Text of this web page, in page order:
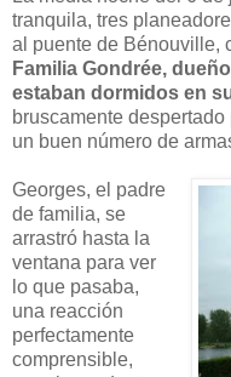
tranquila, tres
al puente de Bénouville,
Familia Gondrée,
estaban dormidos en
bruscamente
un buen número de
Georges, el padre
de familia, se
arrastró hasta la
ventana para ver
lo que pasaba,
una reacción
perfectamente
comprensible,